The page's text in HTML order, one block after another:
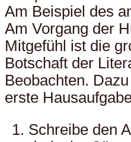
Am Beispiel des
Am Vorgang der
Mitgefühl ist die
Botschaft der
Beobachten.
erste
Schreibe den